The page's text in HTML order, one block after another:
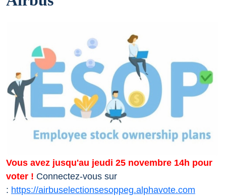
Vous avez jusqu'au jeudi 25 novembre 14h pour
voter ! Connectez-vous sur
: https://airbuselectionsesoppeg.alphavote.com